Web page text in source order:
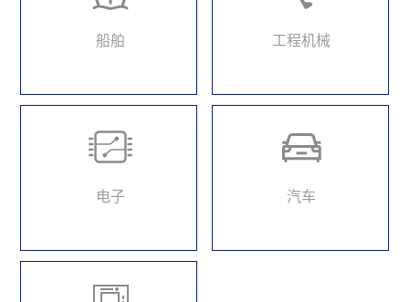
船舶 工程机械
电子 汽车